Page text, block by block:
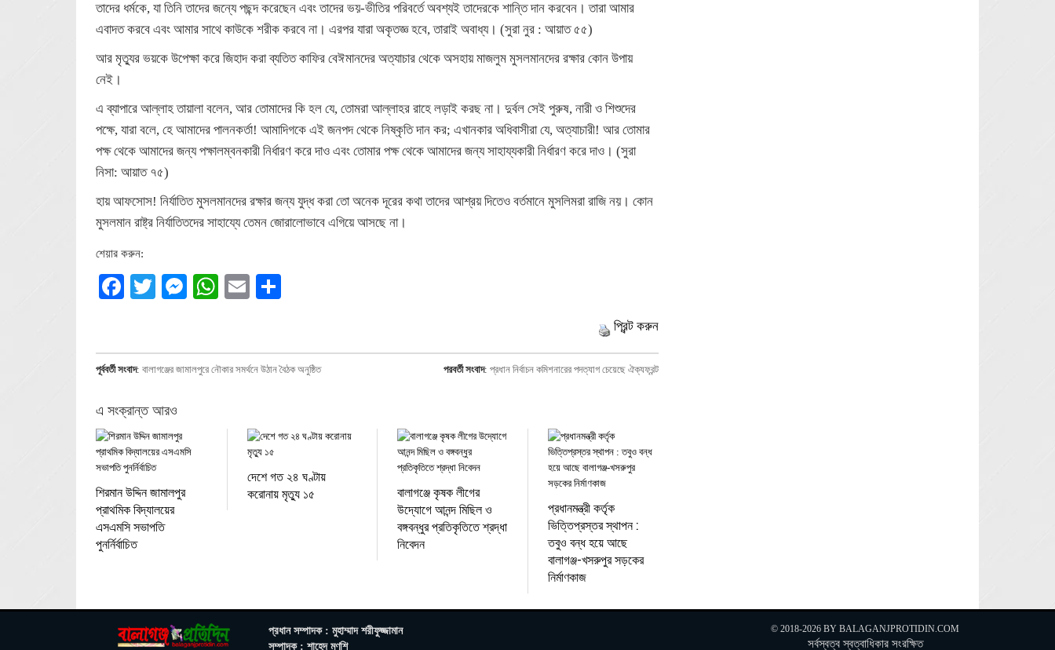
তাদের ধর্মকে, যা তিনি তাদের জন্যে পছন্দ করেছেন এবং তাদের ভয়-ভীতির পরিবর্তে অবশ্যই তাদেরকে শান্তি দান করবেন। তারা আমার
এবাদত করবে এবং আমার সাথে কাউকে শরীক করবে না। এরপর যারা অকৃতজ্ঞ হবে, তারাই অবাধ্য। (সুরা নুর : আয়াত ৫৫)
আর মৃত্যুর ভয়কে উপেক্ষা করে জিহাদ করা ব্যতিত কাফির বেঈমানদের অত্যাচার থেকে অসহায় মাজলুম মুসলমানদের রক্ষার কোন উপায়
নেই।
এ ব্যাপারে আল্লাহ তায়ালা বলেন, আর তোমাদের কি হল যে, তোমরা আল্লাহর রাহে লড়াই করছ না। দুর্বল সেই পুরুষ, নারী ও শিশুদের
পক্ষে, যারা বলে, হে আমাদের পালনকর্তা! আমাদিগকে এই জনপদ থেকে নিষ্কৃতি দান কর; এখানকার অধিবাসীরা যে, অত্যাচারী! আর তোমার
পক্ষ থেকে আমাদের জন্য পক্ষালম্বনকারী নির্ধারণ করে দাও এবং তোমার পক্ষ থেকে আমাদের জন্য সাহায্যকারী নির্ধারণ করে দাও। (সুরা
নিসা: আয়াত ৭৫)
হায় আফসোস! নির্যাতিত মুসলমানদের রক্ষার জন্য যুদ্ধ করা তো অনেক দূরের কথা তাদের আশ্রয় দিতেও বর্তমানে মুসলিমরা রাজি নয়। কোন
মুসলমান রাষ্ট্র নির্যাতিতদের সাহায্যে তেমন জোরালোভাবে এগিয়ে আসছে না।
শেয়ার করুন:
Facebook
TwitterMessenger
WhatsApp
Email
প্রিন্ট করুন
পূর্ববর্তী সংবাদ: বালাগঞ্জের জামালপুরে নৌকার সমর্থনে উঠান বৈঠক অনুষ্ঠিত পরবর্তী সংবাদ: প্রধান নির্বাচন কমিশনারের পদত্যাগ চেয়েছে ঐক্যফ্রন্ট
এ সংক্রান্ত আরও
শিরমান উদ্দিন জামালপুর
প্রাথমিক বিদ্যালয়ের
এসএমসি সভাপতি
পুনর্নির্বাচিত
দেশে গত ২৪ ঘণ্টায়
করোনায় মৃত্যু ১৫
বালাগঞ্জে কৃষক লীগের
উদ্যোগে আনন্দ মিছিল ও
বঙ্গবন্ধুর প্রতিকৃতিতে শ্রদ্ধা
নিবেদন
প্রধানমন্ত্রী কর্তৃক
ভিত্তিপ্রস্তর স্থাপন :
তবুও বন্ধ হয়ে আছে
বালাগঞ্জ-খসরুপুর সড়কের
নির্মাণকাজ
প্রধান সম্পাদক : মুহাম্মাদ শরীফুজ্জামান
সম্পাদক : শাহেদ মুণ্‌শি
© 2018-2026 BY BALAGANJPROTIDIN.COM
সর্বস্বত্ব স্বত্বাধিকার সংরক্ষিত